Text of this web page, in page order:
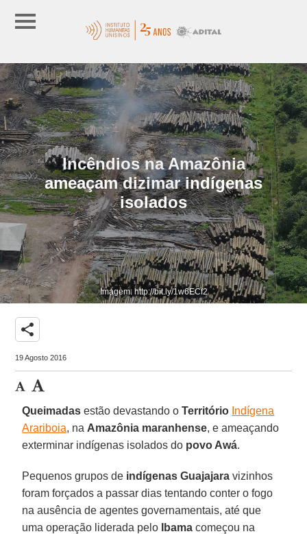
Incêndios na Amazônia
ameaçam dizimar indígenas
isolados
Imagem: http://bit.ly/1w6ECf2
share
19 Agosto 2016
Queimadas estão devastando oTerritório Indígena
Arariboia, na Amazônia maranhense, e ameaçando
exterminar indígenas isolados do povo Awá.
Pequenos grupos de indígenas Guajajara vizinhos
foram forçados a passar dias tentando conter o fogo
na ausência de agentes governamentais, até que
uma operação liderada pelo
Ibama começou na